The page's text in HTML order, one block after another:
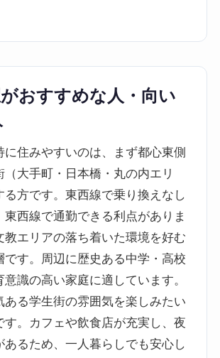
おすすめな人・向い
に住みやすいのは、まず都心東側
（大手町・日本橋・丸の内エリ
る方です。東西線で乗り換えなし
東西線で通勤できる利点がありま
教エリアの落ち着いた環境を好む
です。周辺に歴史ある中学・高校
識の高い家庭に適しています。
ある学生街の雰囲気を楽しみたい
す。カフェや飲食店が充実し、夜
あるため、一人暮らしでも安心し